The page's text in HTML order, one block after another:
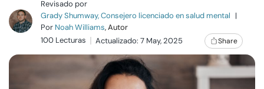
Relaciones
Familia
Ayuda
Revisado por
Grady Shumway, Consejero licenciado en salud mental |
Por Noah Williams, Autor
100 Lecturas
Actualizado: 7 May, 2025 Share